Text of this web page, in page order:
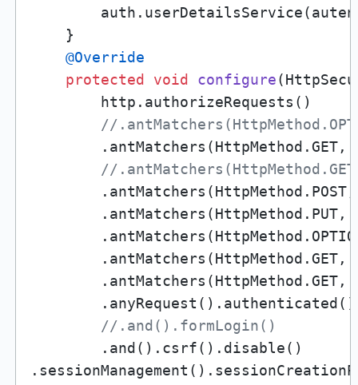
    }
@Override
protected
void configure
        http.authorizeRequests()
//
        .antMatchers(HttpMethod.GET,
//
        .antMatchers(HttpMethod.PUT,
        .antMatchers(HttpMethod.GET,
        .antMatchers(HttpMethod.GET,
//.and().formLogin()
        .and().csrf().disable()